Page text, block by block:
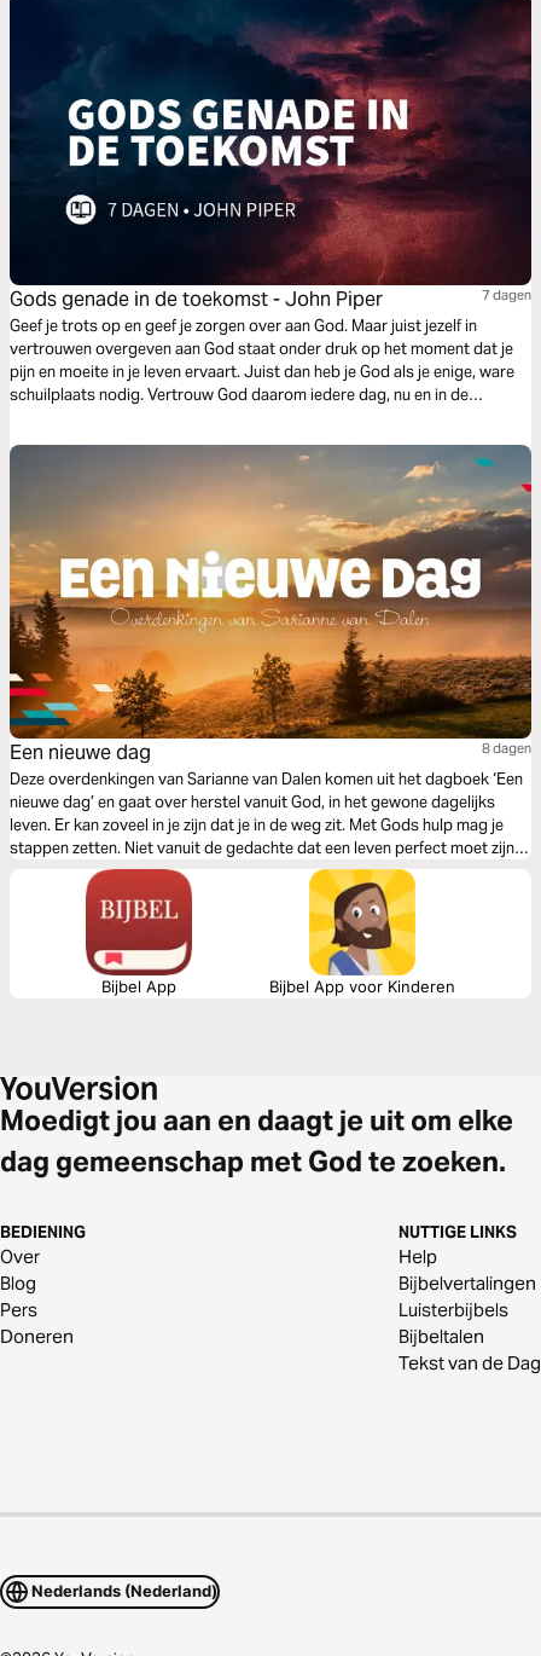
Gods genade in de toekomst - John Piper 7 dagen
Geef je trots op en geef je zorgen over aan God. Maar juist jezelf in
vertrouwen overgeven aan God staat onder druk op het moment dat je
pijn en moeite in je leven ervaart. Juist dan heb je God als je enige, ware
schuilplaats nodig. Vertrouw God daarom iedere dag, nu en in de
Een nieuwe dag 8 dagen
Deze overdenkingen van Sarianne van Dalen komen uit het dagboek ‘Een
nieuwe dag’ en gaat over herstel vanuit God, in het gewone dagelijks
leven. Er kan zoveel in je zijn dat je in de weg zit. Met Gods hulp mag je
stappen zetten. Niet vanuit de gedachte dat een leven perfect moet zijn,
maar omdat God je iedere keer in liefde daartoe uitnodigt.
Bijbel App Bijbel App voor Kinderen
Moedigt jou aan en daagt je uit om elke
dag gemeenschap met God te zoeken.
BEDIENING
Over
Blog
Pers
Doneren
NUTTIGE LINKS
Help
Bijbelvertalingen
Luisterbijbels
Bijbeltalen
Tekst van de Dag
Nederlands (Nederland)